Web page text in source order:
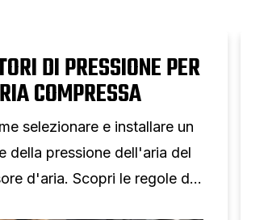
DI PRESSIONE PER
COMPRESSA
selezionare e installare un
della pressione dell'aria del
d'aria. Scopri le regole di